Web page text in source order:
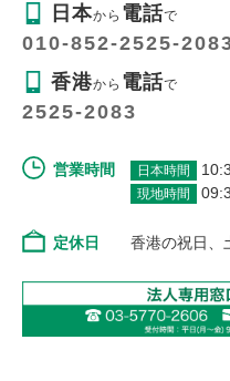
日本から 電話で
010-852-2525-
香港から 電話で
2525-2083
営業時間 日本時間
現地時間
定休日 香港の祝日、